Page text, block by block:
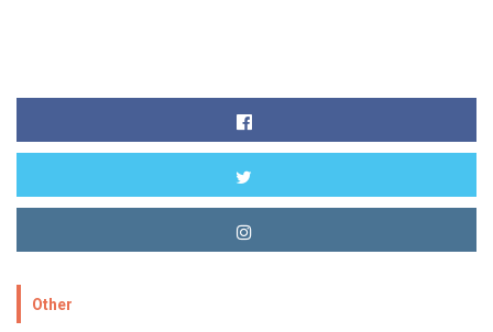
Other